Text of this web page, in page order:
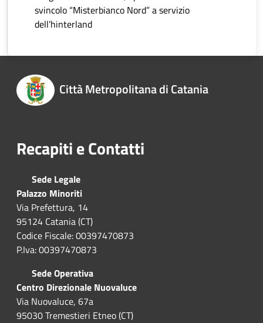
svincolo “Misterbianco Nord” a servizio
dell’hinterland
Città Metropolitana di Catania
Recapiti e Contatti
Sede Legale
Palazzo Minoriti
Via Prefettura, 14
95124 Catania (CT)
Codice Fiscale: 00397470873
P.Iva: 00397470873
Sede Operativa
Centro Direzionale Nuovaluce
Via Nuovaluce, 67a
95030 Tremestieri Etneo (CT)